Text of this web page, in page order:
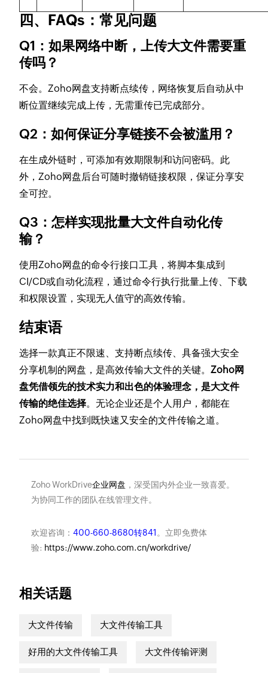
四、FAQs：常见问题
Q1：如果网络中断，上传大文件需要重
传吗？
不会。Zoho网盘支持断点续传，网络恢复后自动从中
断位置继续完成上传，无需重传已完成部分。
Q2：如何保证分享链接不会被滥用？
在生成外链时，可添加有效期限制和访问密码。此
外，Zoho网盘后台可随时撤销链接权限，保证分享安
全可控。
Q3：怎样实现批量大文件自动化传
输？
使用Zoho网盘的命令行接口工具，将脚本集成到
CI/CD或自动化流程，通过命令行执行批量上传、下载
和权限设置，实现无人值守的高效传输。
结束语
选择一款真正不限速、支持断点续传、具备强大安全
分享机制的网盘，是高效传输大文件的关键。Zoho网
盘凭借领先的技术实力和出色的体验理念，是大文件
传输的绝佳选择。无论企业还是个人用户，都能在
Zoho网盘中找到既快速又安全的文件传输之道。
Zoho WorkDrive企业网盘 ，深受国内外企业一致喜爱。
为协同工作的团队在线管理文件。
欢迎咨询： 400-660-8680转841 。立即免费体
验: https://www.zoho.com.cn/workdrive/
相关话题
大文件传输 大文件传输工具
好用的大文件传输工具 大文件传输评测